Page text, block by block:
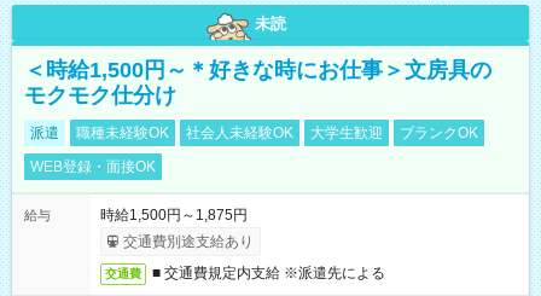
未読
＜時給1,500円～＊好きな時にお仕事＞文房具の
モクモク仕分け
派遣 職種未経験OK 社会人未経験OK 大学生歓迎
ブランクOK
WEB登録・面接OK
給与
時給1,500円～1,875円
交通費別途支給あり
交通費 ■ 交通費規定内支給 ※派遣先による